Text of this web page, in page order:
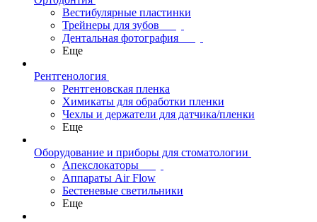
Вестибулярные пластинки
Трейнеры для зубов
Дентальная фотография
Еще
Рентгенология
Рентгеновская пленка
Химикаты для обработки пленки
Чехлы и держатели для датчика/пленки
Еще
Оборудование и приборы для стоматологии
Апекслокаторы
Аппараты Air Flow
Бестеневые светильники
Еще